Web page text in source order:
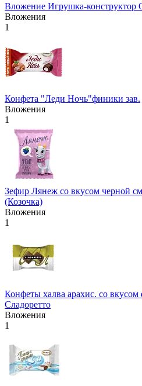
Вложение Игрушка-конструктор
Вложения
1
Конфета "Леди Ночь"финики зав.
Вложения
1
Зефир Лянеж со вкусом черной
(Козочка)
Вложения
1
Конфеты халва арахис. со
Сладоретто
Вложения
1